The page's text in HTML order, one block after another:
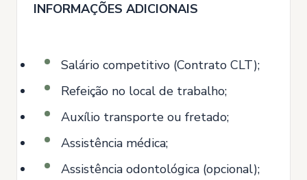
INFORMAÇÕES ADICIONAIS
Salário competitivo (Contrato CLT);
Refeição no local de trabalho;
Auxílio transporte ou fretado;
Assistência médica;
Assistência odontológica (opcional);